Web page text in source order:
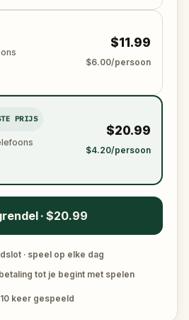
$11.99
$6.00/persoon
PRIJS
$20.99
$4.20/persoon
· $20.99
· speel op elke dag
tot je begint met spelen
keer gespeeld